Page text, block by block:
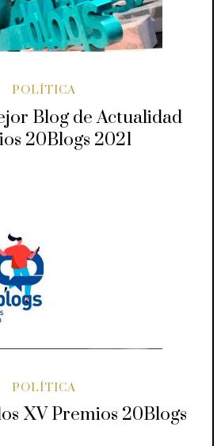
POLÍTICA
Blog de Actualidad
20Blogs 2021
POLÍTICA
XV Premios 20Blogs